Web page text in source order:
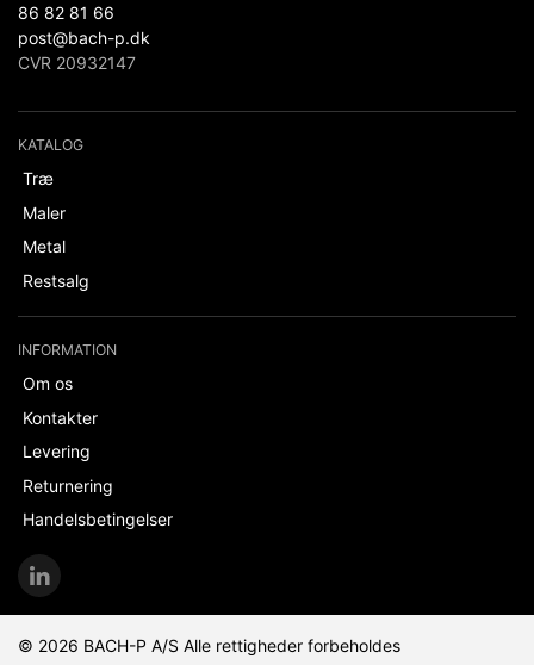
86 82 81 66
post@bach-p.dk
CVR 20932147
KATALOG
Træ
Maler
Metal
Restsalg
INFORMATION
Om os
Kontakter
Levering
Returnering
Handelsbetingelser
© 2026 BACH-P A/S Alle rettigheder forbeholdes